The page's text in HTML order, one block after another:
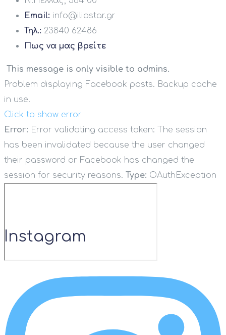
Email: info@iliostar.gr
Τηλ.: 23840 62486
Πως να μας βρείτε
This message is only visible to admins.
Problem displaying Facebook posts. Backup cache
in use.
Click to show error
Error: Error validating access token: The session
has been invalidated because the user changed
their password or Facebook has changed the
session for security reasons. Type: OAuthException
Instagram